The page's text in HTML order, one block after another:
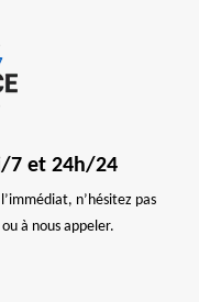
7 et 24h/24
n’hésitez pas
à nous appeler.